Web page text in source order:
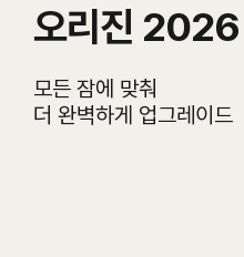
오리진 2026
모든 잠에 맞춰
더 완벽하게 업그레이드